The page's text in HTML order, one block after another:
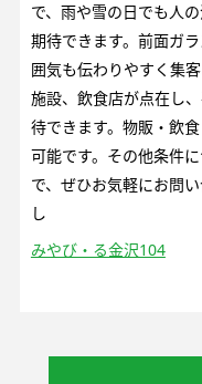
で、雨や雪の日でも人
期待できます。前面ガ
囲気も伝わりやすく集
施設、飲食店が点在し
待できます。物販・飲
可能です。その他条件
で、ぜひお気軽にお問
し
みやび・る金沢104